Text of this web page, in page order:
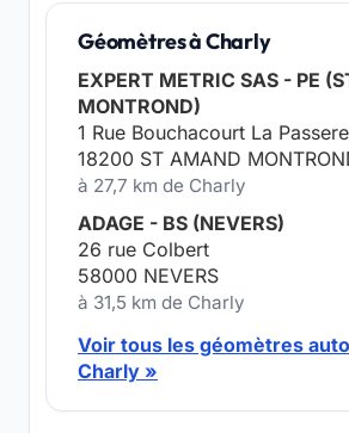
Géomètres à Charly
EXPERT METRIC SAS - PE
MONTROND)
1 Rue Bouchacourt La
18200 ST AMAND
à 27,7 km de Charly
ADAGE - BS (NEVERS)
26 rue Colbert
58000 NEVERS
à 31,5 km de Charly
Voir tous les géomètres
Charly »